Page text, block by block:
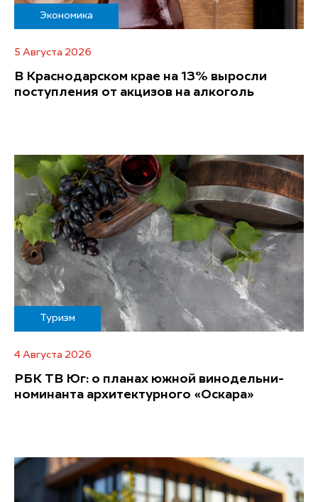
Экономика
5 Августа 2026
В Краснодарском крае на 13% выросли
поступления от акцизов на алкоголь
Туризм
4 Августа 2026
РБК ТВ Юг: о планах южной винодельни-
номинанта архитектурного «Оскара»